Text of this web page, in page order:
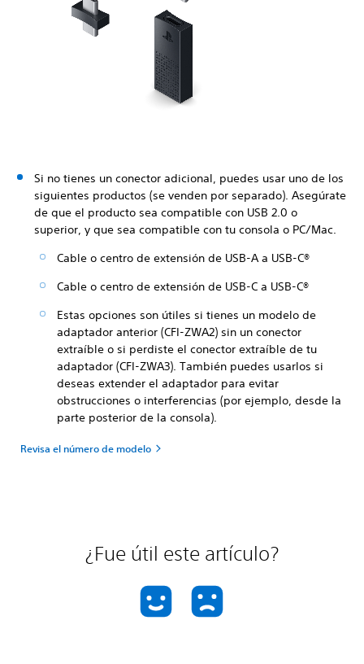
Si no tienes un conector adicional, puedes usar uno de los
siguientes productos (se venden por separado). Asegúrate
de que el producto sea compatible con USB 2.0 o
superior, y que sea compatible con tu consola o PC/Mac.
Cable o centro de extensión de USB-A a USB-C®
Cable o centro de extensión de USB-C a USB-C®
Estas opciones son útiles si tienes un modelo de
adaptador anterior (CFI-ZWA2) sin un conector
extraíble o si perdiste el conector extraíble de tu
adaptador (CFI-ZWA3). También puedes usarlos si
deseas extender el adaptador para evitar
obstrucciones o interferencias (por ejemplo, desde la
parte posterior de la consola).
Revisa el número de modelo
¿Fue útil este artículo?